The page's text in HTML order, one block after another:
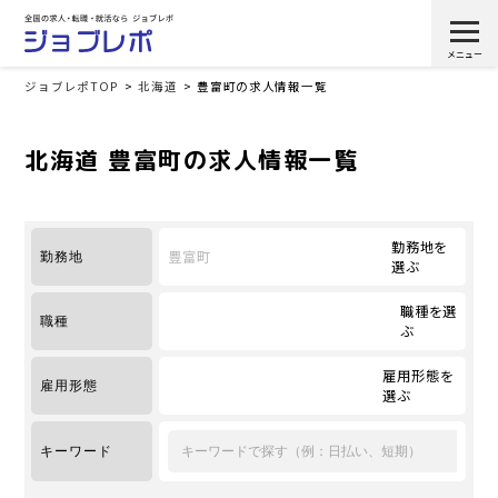
ジョブレポTOP 北海道 豊富町の求人情報一覧
北海道 豊富町の求人情報一覧
勤務地 豊富町
勤務地を
選ぶ
職種
職種を選
ぶ
雇用形態
雇用形態を
選ぶ
キーワード